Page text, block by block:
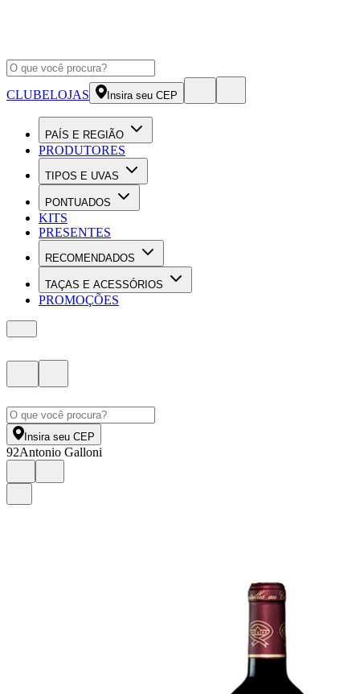
CLUBELOJAS Insira seu CEP
PAÍS E REGIÃO
PRODUTORES
TIPOS E UVAS
PONTUADOS
KITS
PRESENTES
RECOMENDADOS
TAÇAS E ACESSÓRIOS
PROMOÇÕES
Insira seu CEP
92Antonio Galloni